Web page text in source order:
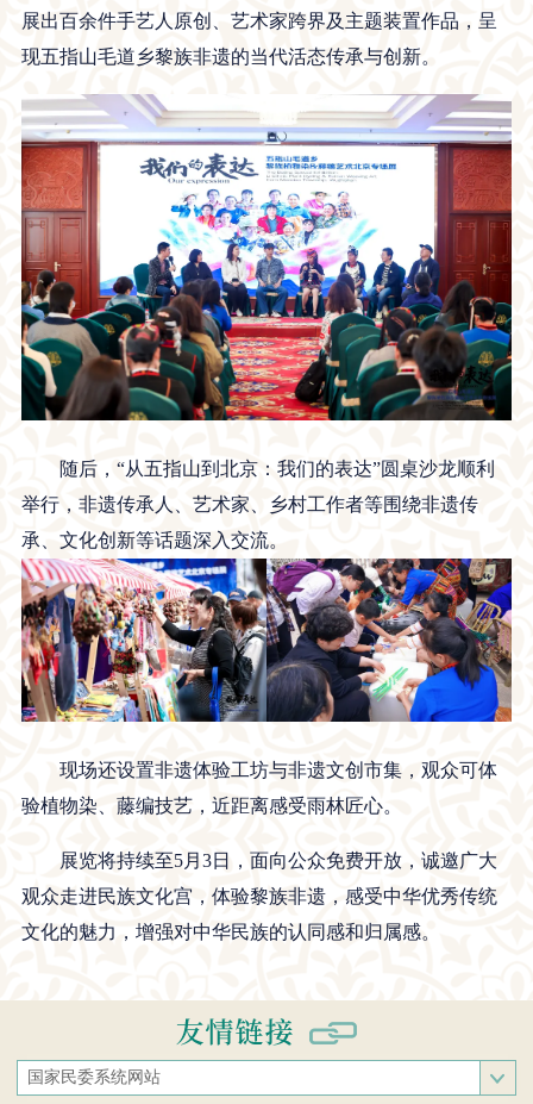
展出百余件手艺人原创、艺术家跨界及主题装置作品，呈
现五指山毛道乡黎族非遗的当代活态传承与创新。
随后，“从五指山到北京：我们的表达”圆桌沙龙顺利
举行，非遗传承人、艺术家、乡村工作者等围绕非遗传
承、文化创新等话题深入交流。
现场还设置非遗体验工坊与非遗文创市集，观众可体
验植物染、藤编技艺，近距离感受雨林匠心。
展览将持续至5月3日，面向公众免费开放，诚邀广大
观众走进民族文化宫，体验黎族非遗，感受中华优秀传统
文化的魅力，增强对中华民族的认同感和归属感。
国家民委系统网站